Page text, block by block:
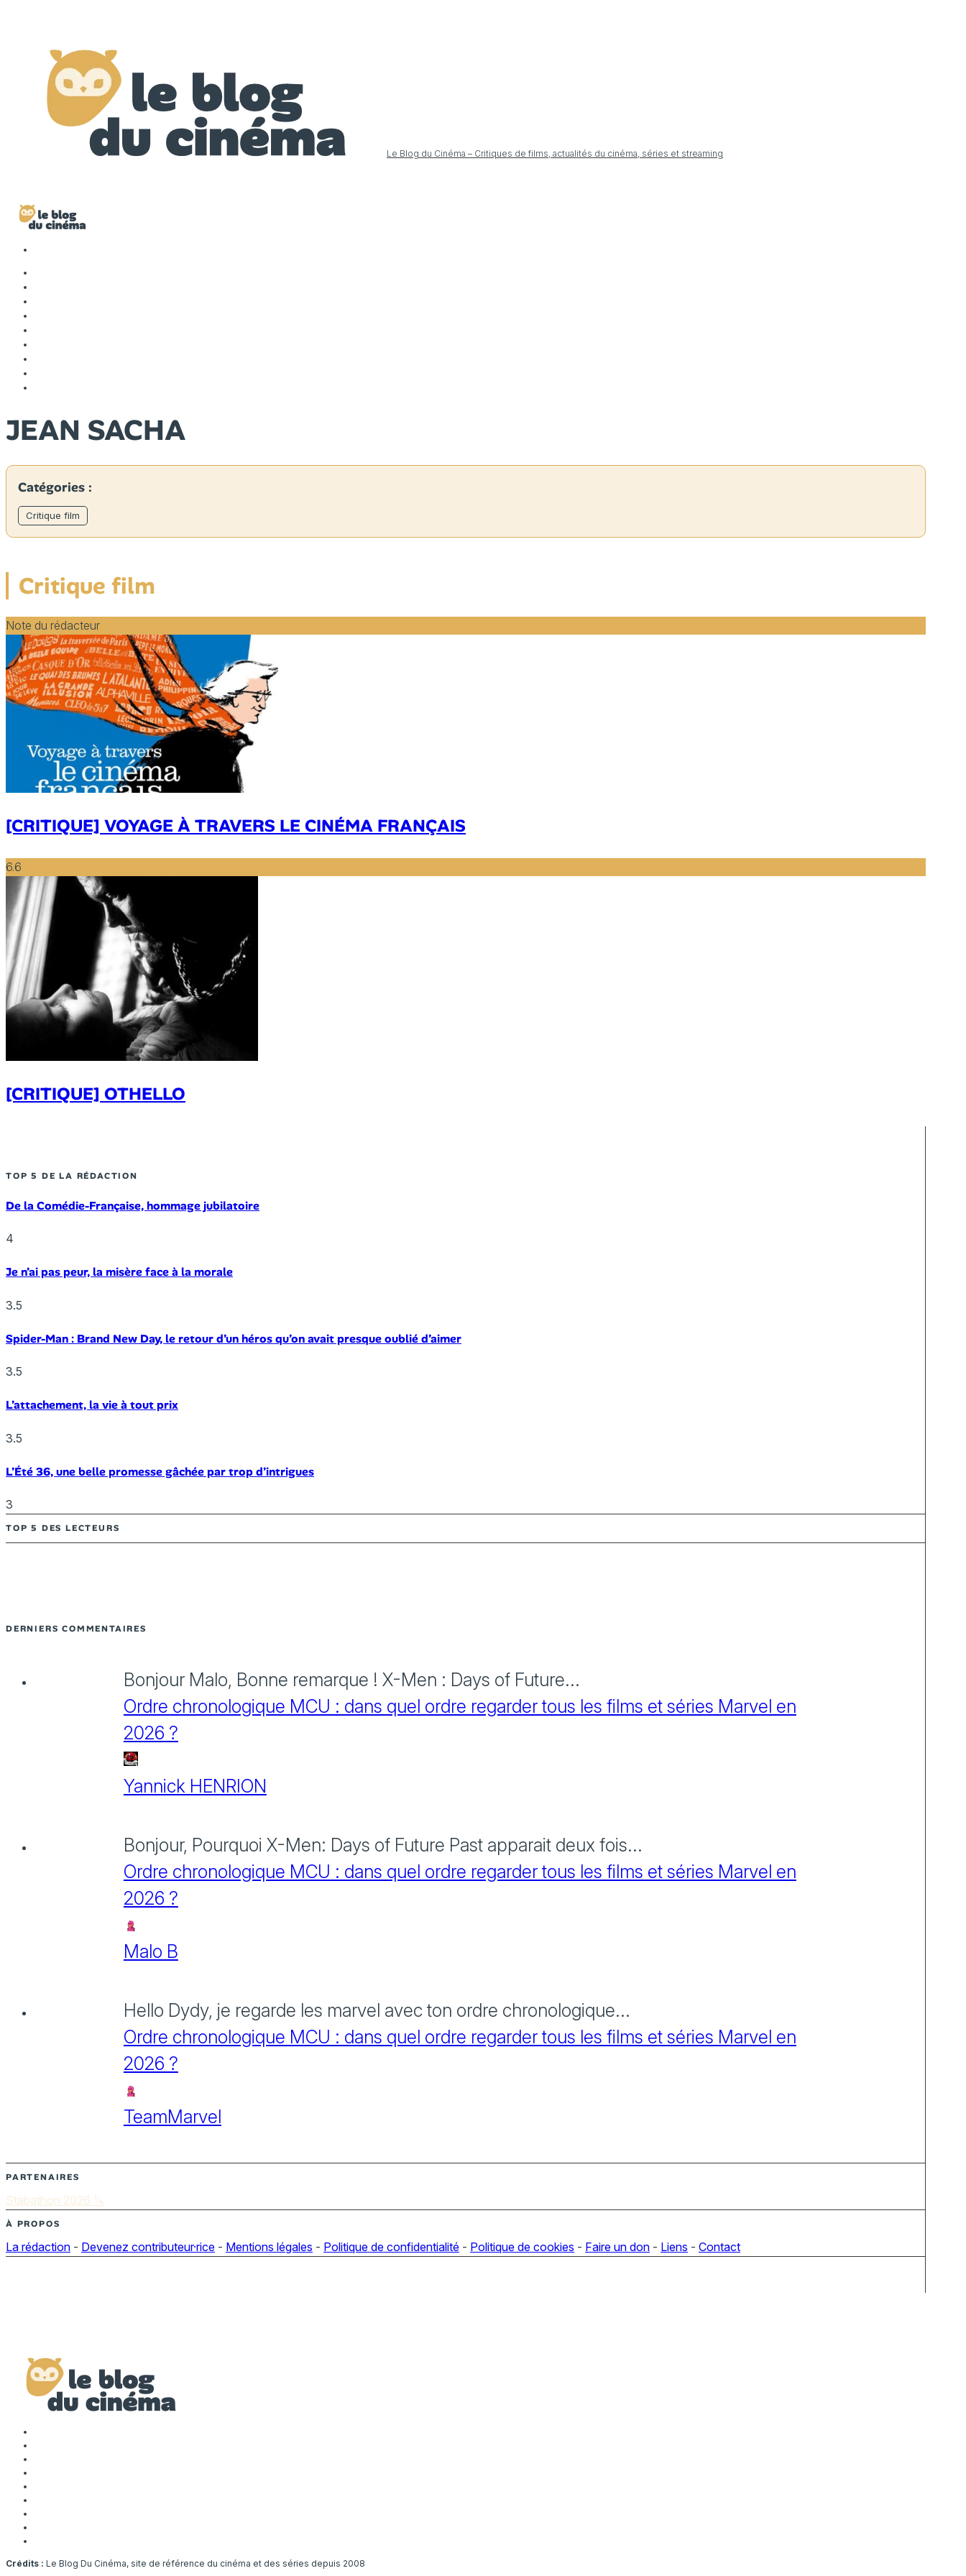
Le Blog du Cinéma – Critiques de films, actualités du cinéma, séries et streaming
JEAN SACHA
Catégories :
Critique film
Critique film
Note du rédacteur
[CRITIQUE] VOYAGE À TRAVERS LE CINÉMA FRANÇAIS
6.6
[CRITIQUE] OTHELLO
TOP 5 DE LA RÉDACTION
De la Comédie-Française, hommage jubilatoire
4
Je n’ai pas peur, la misère face à la morale
3.5
Spider-Man : Brand New Day, le retour d’un héros qu’on avait presque oublié d’aimer
3.5
L’attachement, la vie à tout prix
3.5
L’Été 36, une belle promesse gâchée par trop d’intrigues
3
TOP 5 DES LECTEURS
DERNIERS COMMENTAIRES
Bonjour Malo, Bonne remarque ! X-Men : Days of Future...
Ordre chronologique MCU : dans quel ordre regarder tous les films et séries Marvel en
2026 ?
Yannick HENRION
Bonjour, Pourquoi X-Men: Days of Future Past apparait deux fois...
Ordre chronologique MCU : dans quel ordre regarder tous les films et séries Marvel en
2026 ?
Malo B
Hello Dydy, je regarde les marvel avec ton ordre chronologique...
Ordre chronologique MCU : dans quel ordre regarder tous les films et séries Marvel en
2026 ?
TeamMarvel
PARTENAIRES
Stabathon 2026 🔪
À PROPOS
La rédaction - Devenez contributeur·rice - Mentions légales - Politique de confidentialité - Politique de cookies - Faire un don - Liens - Contact
Crédits : Le Blog Du Cinéma, site de référence du cinéma et des séries depuis 2008